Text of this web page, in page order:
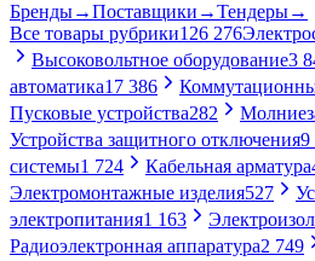
Бренды→Поставщики →Тендеры→
Все товары рубрики126 276
Высоковольтное оборудование3
автоматика17 386
Пусковые устройства282
Устройства защитного отключения9
системы1 724 Кабельная арматура
Электромонтажные изделия527
электропитания1 163
Радиоэлектронная аппаратура2 749